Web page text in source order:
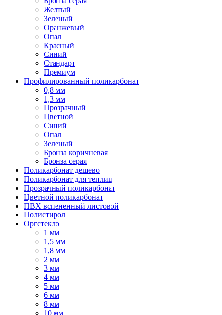
Желтый
Зеленый
Оранжевый
Опал
Красный
Синий
Стандарт
Премиум
Профилированный поликарбонат
0,8 мм
1,3 мм
Прозрачный
Цветной
Синий
Опал
Зеленый
Бронза коричневая
Бронза серая
Поликарбонат дешево
Поликарбонат для теплиц
Прозрачный поликарбонат
Цветной поликарбонат
ПВХ вспененный листовой
Полистирол
Оргстекло
1 мм
1,5 мм
1,8 мм
2 мм
3 мм
4 мм
5 мм
6 мм
8 мм
10 мм